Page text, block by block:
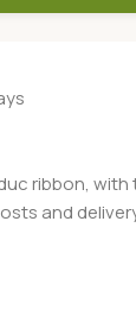
ribbon,
and